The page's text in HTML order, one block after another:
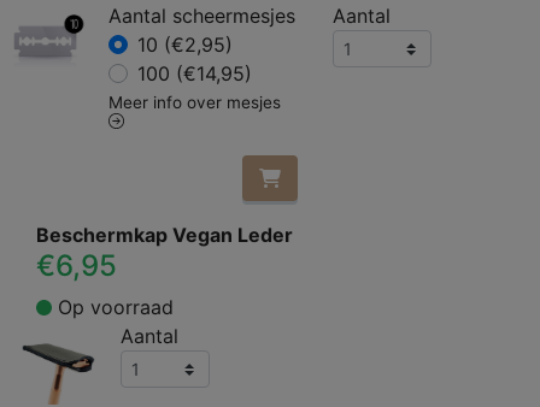
Aantal scheermesjes
10 (€2,95)
100 (€14,95)
Meer info over mesjes
Aantal
Beschermkap Vegan Leder
€6,95
Op voorraad
Aantal